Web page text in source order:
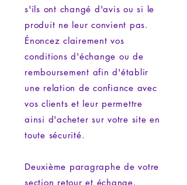
s'ils ont changé d'avis ou si le
produit ne leur convient pas.
Énoncez clairement vos
conditions d'échange ou de
remboursement afin d'établir
une relation de confiance avec
vos clients et leur permettre
ainsi d'acheter sur votre site en
toute sécurité.
Deuxième paragraphe de votre
section retour et échange.